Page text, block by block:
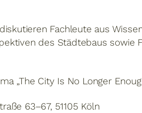
Fachleute aus
des Städtebaus sowie
„The City Is No Longer
63–67, 51105 Köln